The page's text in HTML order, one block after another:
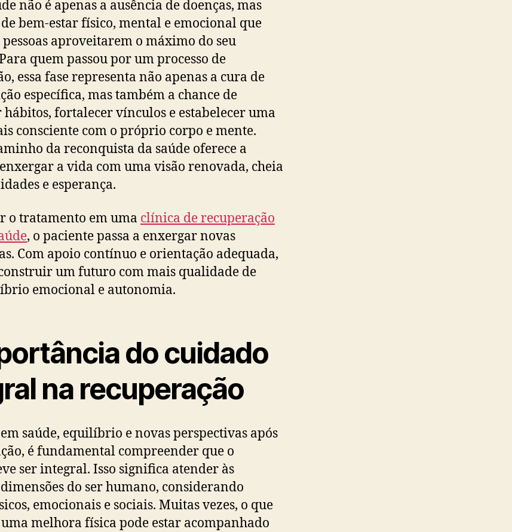
não é apenas a ausência de doenças, mas
bem-estar físico, mental e emocional que
aproveitarem o máximo do seu
quem passou por um processo de
essa fase representa não apenas a cura de
específica, mas também a chance de
fortalecer vínculos e estabelecer uma
consciente com o próprio corpo e mente.
da reconquista da saúde oferece a
a vida com uma visão renovada, cheia
e esperança.
o tratamento em uma clínica de recuperação
, o paciente passa a enxergar novas
Com apoio contínuo e orientação adequada,
um futuro com mais qualidade de
emocional e autonomia.
do cuidado
na recuperação
saúde, equilíbrio e novas perspectivas após
é fundamental compreender que o
ser integral. Isso significa atender às
do ser humano, considerando
emocionais e sociais. Muitas vezes, o que
melhora física pode estar acompanhado